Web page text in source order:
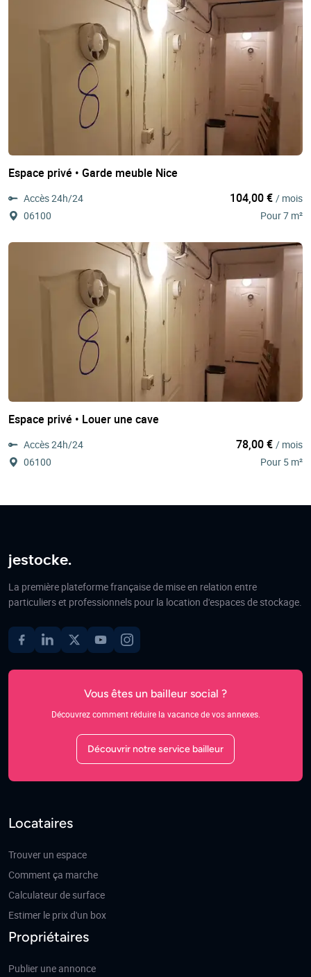
Espace privé • Garde meuble Nice
Accès 24h/24
06100
104,00 € / mois
Pour 7 m²
Espace privé • Louer une cave
Accès 24h/24
06100
78,00 € / mois
Pour 5 m²
jestocke.
La première plateforme française de mise en relation entre
particuliers et professionnels pour la location d'espaces de stockage.
Vous êtes un bailleur social ?
Découvrez comment réduire la vacance de vos annexes.
Découvrir notre service bailleur
Locataires
Trouver un espace
Comment ça marche
Calculateur de surface
Estimer le prix d'un box
Propriétaires
Publier une annonce